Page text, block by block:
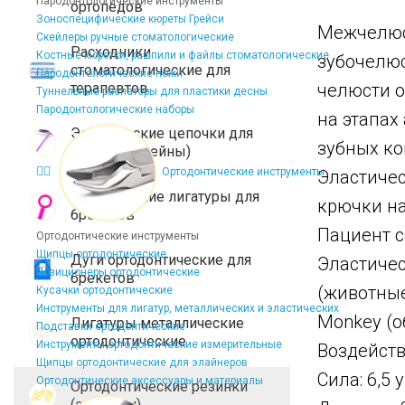
Зоноспецифические кюреты Грейси
Скейлеры ручные стоматологические
Костные кюретки, рашпили и файлы стоматологические
Пародонтологические ножи
Туннельные распаторы для пластики десны
Пародонтологические наборы
Ортодонтические инструменты
Ортодонтические инструменты
Щипцы ортодонтические
Позиционеры ортодонтические
Кусачки ортодонтические
Инструменты для лигатур, металлических и эластических
Подставки ортодонтические
Инструменты ортодонтические измерительные
Щипцы ортодонтические для элайнеров
Ортодонтические аксессуары и материалы
ортопедов
Расходники
стоматологические для
терапевтов
Эластические цепочки для
брекетов (чейны)
Эластические лигатуры для
брекетов
Дуги ортодонтические для
брекетов
Лигатуры металлические
ортодонтические
Ортодонтические резинки
челюсти
на
зубных
крючки
Пациент
Monkey
Сила: 6,5